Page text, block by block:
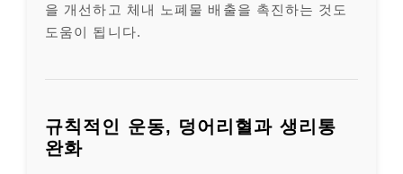
을 개선하고 체내 노폐물 배출을 촉진하는 것도
도움이 됩니다.
규칙적인 운동, 덩어리혈과 생리통
완화